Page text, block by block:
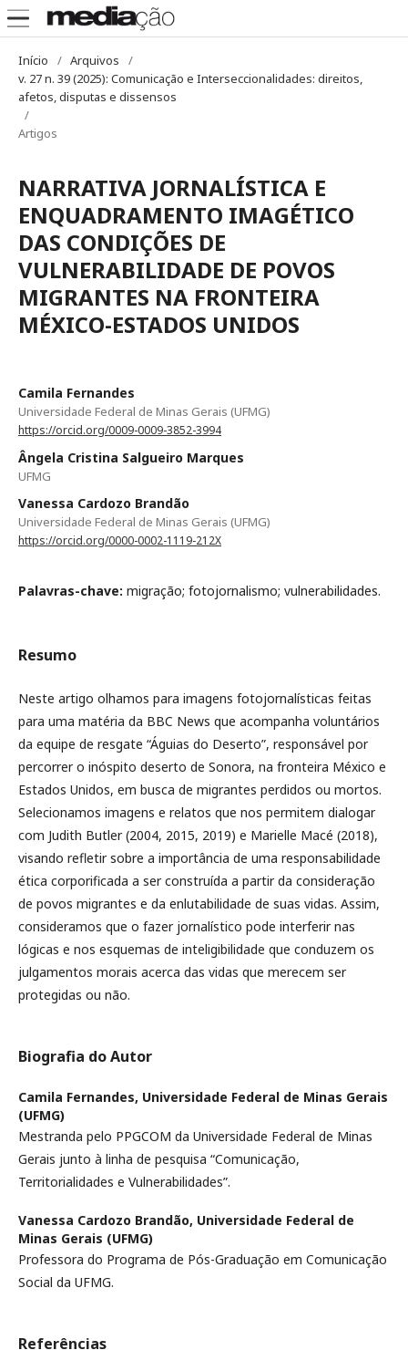
Início / Arquivos
/
v. 27 n. 39 (2025): Comunicação e Interseccionalidades: direitos,
afetos, disputas e dissensos
/
Artigos
NARRATIVA JORNALÍSTICA E
ENQUADRAMENTO IMAGÉTICO
DAS CONDIÇÕES DE
VULNERABILIDADE DE POVOS
MIGRANTES NA FRONTEIRA
MÉXICO-ESTADOS UNIDOS
Camila Fernandes
Universidade Federal de Minas Gerais (UFMG)
https://orcid.org/0009-0009-3852-3994
Ângela Cristina Salgueiro Marques
UFMG
Vanessa Cardozo Brandão
Universidade Federal de Minas Gerais (UFMG)
https://orcid.org/0000-0002-1119-212X
Palavras-chave: migração; fotojornalismo; vulnerabilidades.
Resumo
Neste artigo olhamos para imagens fotojornalísticas feitas
para uma matéria da BBC News que acompanha voluntários
da equipe de resgate “Águias do Deserto”, responsável por
percorrer o inóspito deserto de Sonora, na fronteira México e
Estados Unidos, em busca de migrantes perdidos ou mortos.
Selecionamos imagens e relatos que nos permitem dialogar
com Judith Butler (2004, 2015, 2019) e Marielle Macé (2018),
visando refletir sobre a importância de uma responsabilidade
ética corporificada a ser construída a partir da consideração
de povos migrantes e da enlutabilidade de suas vidas. Assim,
consideramos que o fazer jornalístico pode interferir nas
lógicas e nos esquemas de inteligibilidade que conduzem os
julgamentos morais acerca das vidas que merecem ser
protegidas ou não.
Biografia do Autor
Camila Fernandes, Universidade Federal de Minas Gerais
(UFMG)
Mestranda pelo PPGCOM da Universidade Federal de Minas
Gerais junto à linha de pesquisa “Comunicação,
Territorialidades e Vulnerabilidades”.
Vanessa Cardozo Brandão, Universidade Federal de
Minas Gerais (UFMG)
Professora do Programa de Pós-Graduação em Comunicação
Social da UFMG.
Referências